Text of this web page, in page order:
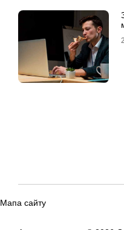
Мапа сайту